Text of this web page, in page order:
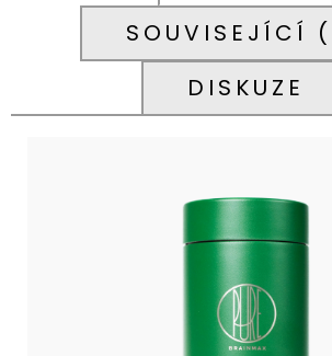
SOUVISEJÍCÍ
DISKUZE